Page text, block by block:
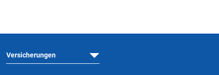
Versicherungen